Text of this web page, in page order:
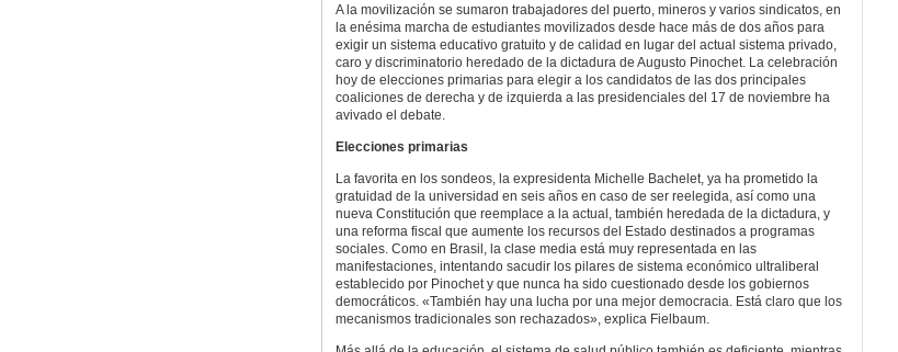
A la movilización se sumaron trabajadores del puerto, mineros y varios sindicatos, en
la enésima marcha de estudiantes movilizados desde hace más de dos años para
exigir un sistema educativo gratuito y de calidad en lugar del actual sistema privado,
caro y discriminatorio heredado de la dictadura de Augusto Pinochet. La celebración
hoy de elecciones primarias para elegir a los candidatos de las dos principales
coaliciones de derecha y de izquierda a las presidenciales del 17 de noviembre ha
avivado el debate.
Elecciones primarias
La favorita en los sondeos, la expresidenta Michelle Bachelet, ya ha prometido la
gratuidad de la universidad en seis años en caso de ser reelegida, así como una
nueva Constitución que reemplace a la actual, también heredada de la dictadura, y
una reforma fiscal que aumente los recursos del Estado destinados a programas
sociales. Como en Brasil, la clase media está muy representada en las
manifestaciones, intentando sacudir los pilares de sistema económico ultraliberal
establecido por Pinochet y que nunca ha sido cuestionado desde los gobiernos
democráticos. «También hay una lucha por una mejor democracia. Está claro que los
mecanismos tradicionales son rechazados», explica Fielbaum.